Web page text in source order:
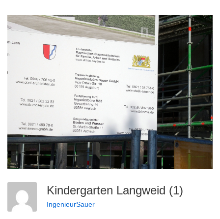
Kindergarten Langweid (1)
IngenieurSauer